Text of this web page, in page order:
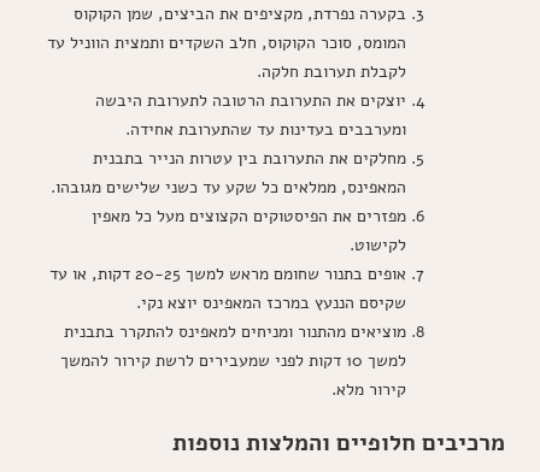
בקערה נפרדת, מקציפים את הביצים, שמן הקוקוס
המומס, סוכר הקוקוס, חלב השקדים ותמצית הווניל עד
לקבלת תערובת חלקה.
יוצקים את התערובת הרטובה לתערובת היבשה
ומערבבים בעדינות עד שהתערובת אחידה.
מחלקים את התערובת בין עטרות הנייר בתבנית
המאפינס, ממלאים כל שקע עד כשני שלישים מגובהו.
מפזרים את הפיסטוקים הקצוצים מעל כל מאפין
לקישוט.
אופים בתנור שחומם מראש למשך 20-25 דקות, או עד
שקיסם הננעץ במרכז המאפינס יוצא נקי.
מוציאים מהתנור ומניחים למאפינס להתקרר בתבנית
למשך 10 דקות לפני שמעבירים לרשת קירור להמשך
קירור מלא.
מרכיבים חלופיים והמלצות נוספות